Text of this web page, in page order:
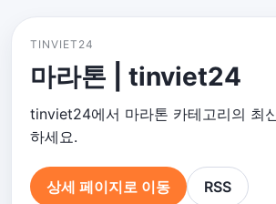
TINVIET24
마라톤 | tinviet24
tinviet24에서 마라톤 카테고리의 최
하세요.
상세 페이지로 이동 RSS